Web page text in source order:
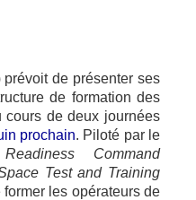
de présenter ses
de formation des
cours de deux journées
prochain. Piloté par le
Command
Test and Training
les opérateurs de